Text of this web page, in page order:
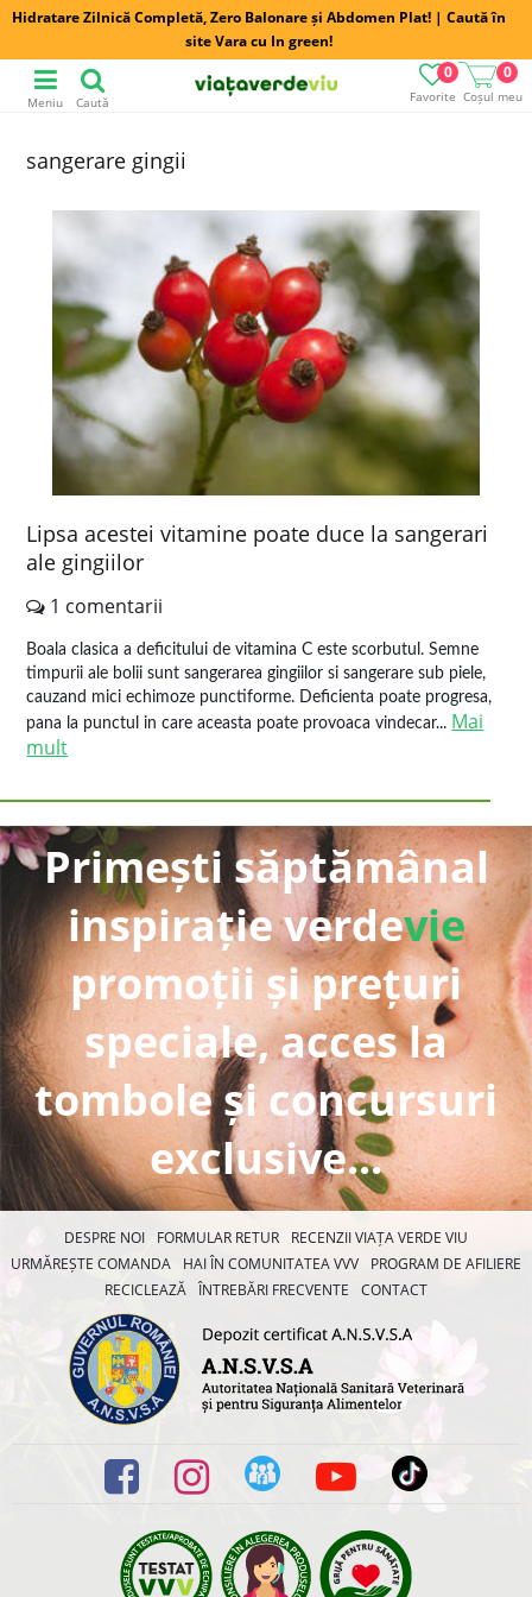
Hidratare Zilnică Completă, Zero Balonare și Abdomen Plat! | Caută în
site Vara cu In green!
Favorite
0
Coșul meu
0
Meniu Caută
sangerare gingii
Lipsa acestei vitamine poate duce la sangerari
ale gingiilor
1 comentarii
Boala clasica a deficitului de vitamina C este scorbutul. Semne
timpurii ale bolii sunt sangerarea gingiilor si sangerare sub piele,
cauzand mici echimoze punctiforme. Deficienta poate progresa,
pana la punctul in care aceasta poate provoaca vindecar... Mai
mult
Primești săptămânal
inspirație verdevie
promoții și prețuri
speciale, acces la
tombole și concursuri
exclusive...
DESPRE NOI FORMULAR RETUR
RECENZII VIAȚA VERDE VIU
URMĂREȘTE COMANDA
HAI ÎN COMUNITATEA VVV
PROGRAM DE AFILIERE
RECICLEAZĂ ÎNTREBĂRI FRECVENTE CONTACT